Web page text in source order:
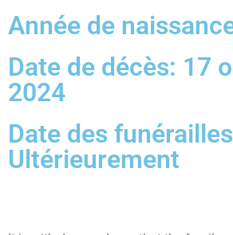
Année de
Date de décès: 17
2024
Date des
Ultérieurement